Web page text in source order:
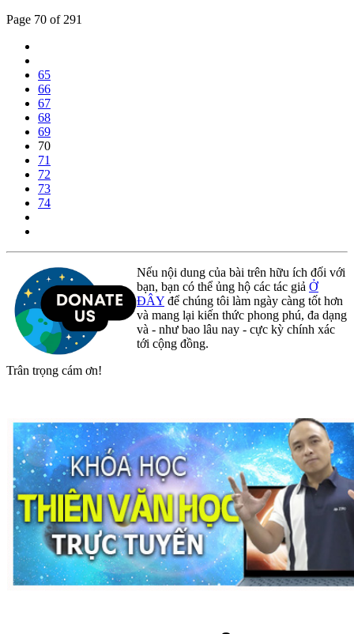
Page 70 of 291
65
66
67
68
69
70
71
72
73
74
Nếu nội dung của bài trên hữu ích đối với
bạn, bạn có thể ủng hộ các tác giả Ở
ĐÂY để chúng tôi làm ngày càng tốt hơn
và mang lại kiến thức phong phú, đa dạng
và - như bao lâu nay - cực kỳ chính xác
tới cộng đồng.
Trân trọng cám ơn!